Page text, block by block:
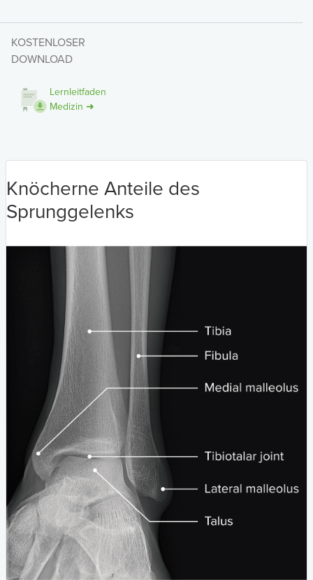
KOSTENLOSER
DOWNLOAD
Lernleitfaden
Medizin ➜
Knöcherne Anteile des
Sprunggelenks